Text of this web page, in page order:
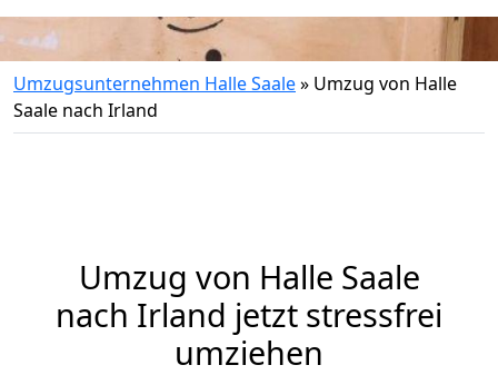
Umzugsunternehmen Halle Saale» Umzug von Halle
Saale nach Irland
Umzug von Halle Saale
nach Irland jetzt stressfrei
umziehen